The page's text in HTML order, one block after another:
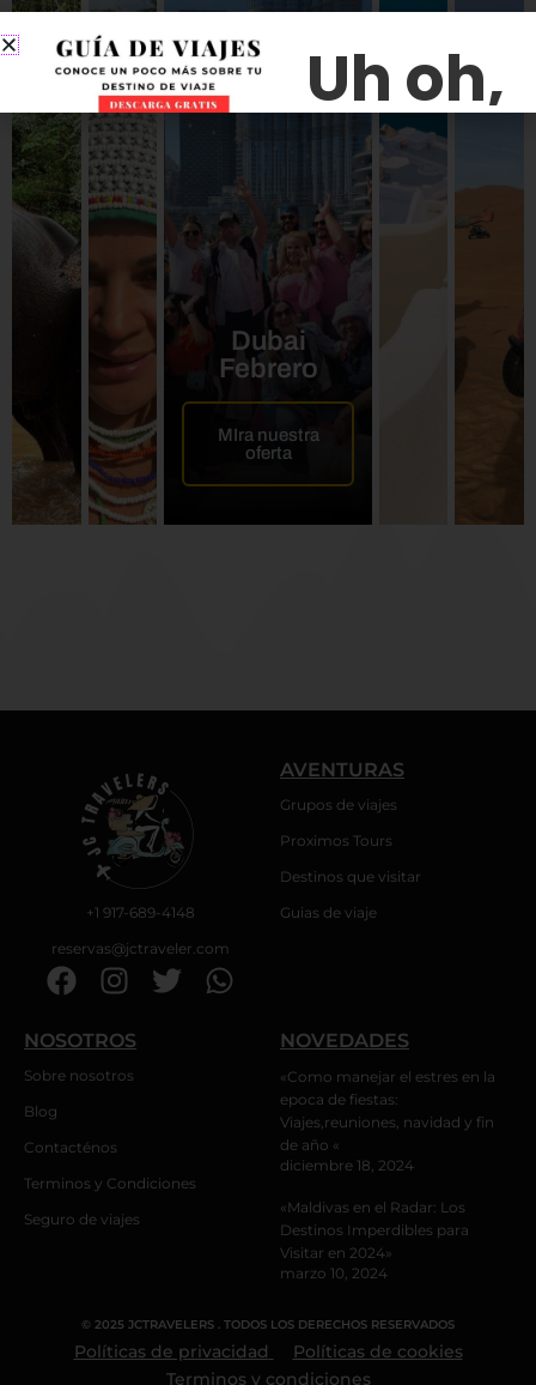
Dubai
Febrero
MIra nuestra
oferta
+1 917-689-4148
reservas@jctraveler.com
F
a
c
b
o
k
I
n
s
a
r
a
m
T
w
W
h
AVENTURAS
Grupos de viajes
Proximos Tours
Destinos que visitar
Guias de viaje
NOSOTROS
Sobre nosotros
Blog
Contacténos
Terminos y Condiciones
Seguro de viajes
NOVEDADES
«Como manejar el estres en la
epoca de fiestas:
Viajes,reuniones, navidad y fin
de año «
diciembre 18, 2024
«Maldivas en el Radar: Los
Destinos Imperdibles para
Visitar en 2024»
marzo 10, 2024
© 2025 JCTRAVELERS . TODOS LOS DERECHOS RESERVADOS
Políticas de privacidad
Políticas de cookies
Terminos y condiciones